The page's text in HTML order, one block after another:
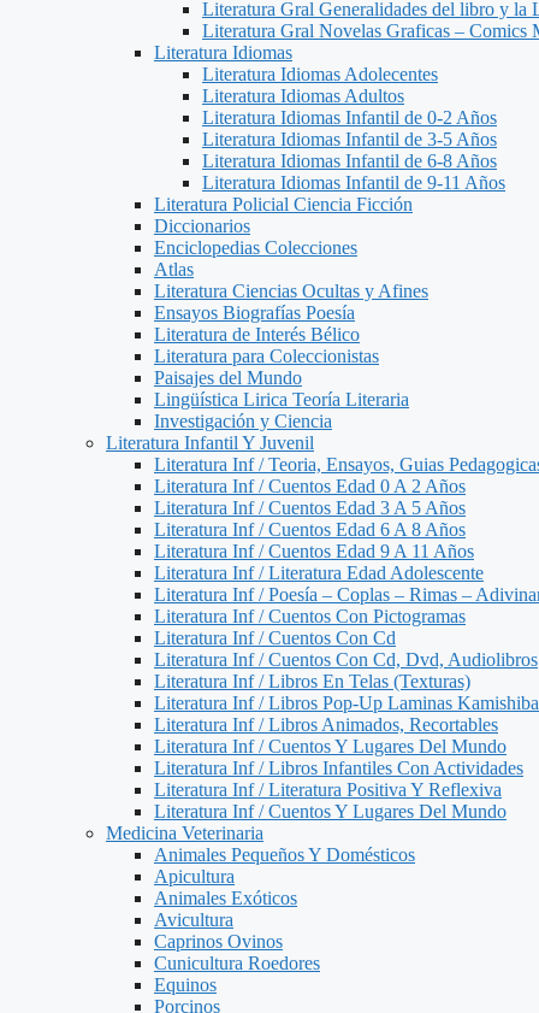
Literatura Gral Generalidades del libro y la
Literatura Gral Novelas Graficas – Comics
Literatura Idiomas
Literatura Idiomas Adolecentes
Literatura Idiomas Adultos
Literatura Idiomas Infantil de 0-2 Años
Literatura Idiomas Infantil de 3-5 Años
Literatura Idiomas Infantil de 6-8 Años
Literatura Idiomas Infantil de 9-11 Años
Literatura Policial Ciencia Ficción
Diccionarios
Enciclopedias Colecciones
Atlas
Literatura Ciencias Ocultas y Afines
Ensayos Biografías Poesía
Literatura de Interés Bélico
Literatura para Coleccionistas
Paisajes del Mundo
Lingüística Lirica Teoría Literaria
Investigación y Ciencia
Literatura Infantil Y Juvenil
Literatura Inf / Teoria, Ensayos, Guias
Literatura Inf / Cuentos Edad 0 A 2 Años
Literatura Inf / Cuentos Edad 3 A 5 Años
Literatura Inf / Cuentos Edad 6 A 8 Años
Literatura Inf / Cuentos Edad 9 A 11 Años
Literatura Inf / Literatura Edad Adolescente
Literatura Inf / Poesía – Coplas – Rimas –
Literatura Inf / Cuentos Con Pictogramas
Literatura Inf / Cuentos Con Cd
Literatura Inf / Cuentos Con Cd, Dvd, Audiolibros
Literatura Inf / Libros En Telas (Texturas)
Literatura Inf / Libros Pop-Up Laminas
Literatura Inf / Libros Animados, Recortables
Literatura Inf / Cuentos Y Lugares Del Mundo
Literatura Inf / Libros Infantiles Con Actividades
Literatura Inf / Literatura Positiva Y Reflexiva
Literatura Inf / Cuentos Y Lugares Del Mundo
Medicina Veterinaria
Animales Pequeños Y Domésticos
Apicultura
Animales Exóticos
Avicultura
Caprinos Ovinos
Cunicultura Roedores
Equinos
Porcinos